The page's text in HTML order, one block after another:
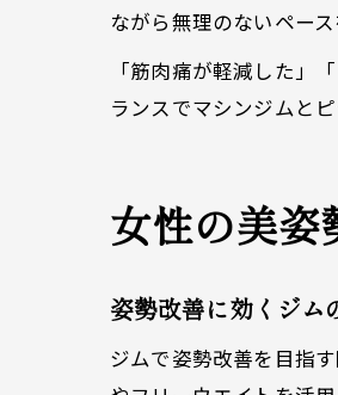
ながら無理のないペース
「筋肉痛が軽減した」
ランスでマシンジムと
女性の美姿
姿勢改善に効くジム
ジムで姿勢改善を目指